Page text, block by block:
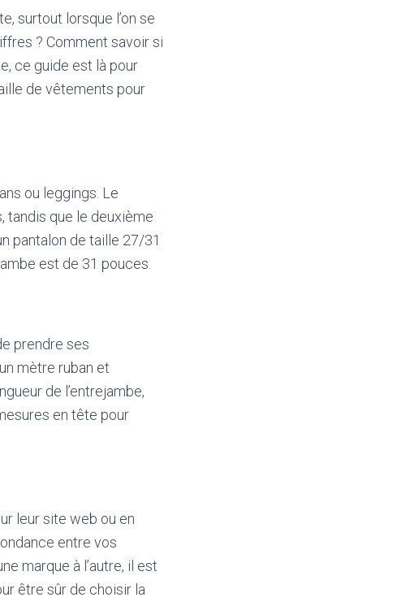
surtout lorsque l’on se
? Comment savoir si
ce guide est là pour
de vêtements pour
ou leggings. Le
tandis que le deuxième
pantalon de taille 27/31
est de 31 pouces.
prendre ses
mètre ruban et
de l’entrejambe,
en tête pour
leur site web ou en
entre vos
marque à l’autre, il est
être sûr de choisir la